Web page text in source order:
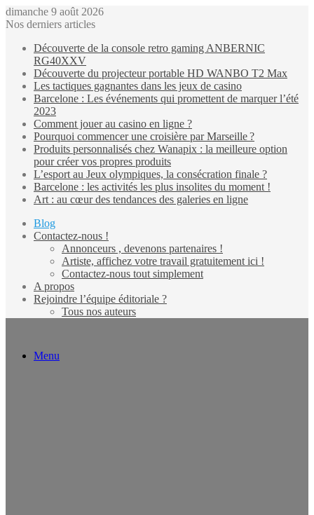
dimanche 9 août 2026
Nos derniers articles
Découverte de la console retro gaming ANBERNIC
RG40XXV
Découverte du projecteur portable HD WANBO T2 Max
Les tactiques gagnantes dans les jeux de casino
Barcelone : Les événements qui promettent de marquer l’été
2023
Comment jouer au casino en ligne ?
Pourquoi commencer une croisière par Marseille ?
Produits personnalisés chez Wanapix : la meilleure option
pour créer vos propres produits
L’esport au Jeux olympiques, la consécration finale ?
Barcelone : les activités les plus insolites du moment !
Art : au cœur des tendances des galeries en ligne
Blog
Contactez-nous !
Annonceurs , devenons partenaires !
Artiste, affichez votre travail gratuitement ici !
Contactez-nous tout simplement
A propos
Rejoindre l’équipe éditoriale ?
Tous nos auteurs
Menu